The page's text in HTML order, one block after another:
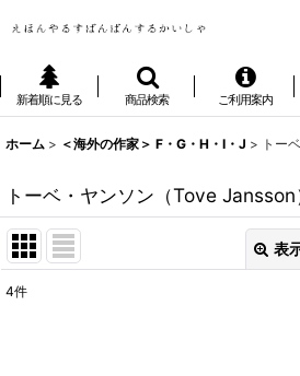
新着順に見る 商品検索 ご利用案内
ホーム > ＜海外の作家＞ F・G・H・I・J > トー
トーベ・ヤンソン（Tove Jansson
表
4件